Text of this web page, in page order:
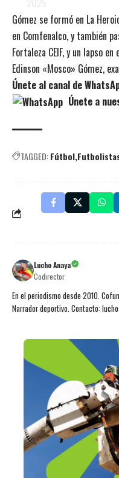
Gómez se formó en La
en Comfenalco, y también
Fortaleza CEIF, y un lapso
Edinson «Mosco» Gómez,
Únete al canal de
Únete a
TAGGED:Fútbol
Lucho Anaya
Codirector
En el periodismo desde 2010.
Narrador deportivo. Contacto: